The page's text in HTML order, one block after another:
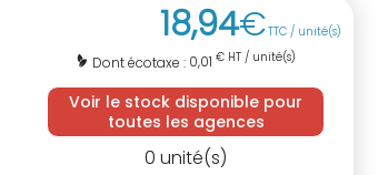
18,94€TTC / unité(s)
Dont écotaxe : 0,01 € HT / unité(s)
Voir le stock disponible pour
toutes les agences
0 unité(s)